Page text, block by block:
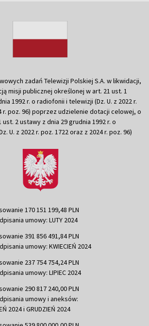
zadań Telewizji Polskiej S.A. w likwidacji,
misji publicznej określonej w art. 21 ust. 1
1992 r. o radiofonii i telewizji (Dz. U. z 2022 r.
r. poz. 96) poprzez udzielenie dotacji celowej, o
2 ustawy z dnia 29 grudnia 1992 r. o
U. z 2022 r. poz. 1722 oraz z 2024 r. poz. 96)
170 151 199,48 PLN
umowy: LUTY 2024
391 856 491,84 PLN
umowy: KWIECIEŃ 2024
237 754 754,24 PLN
umowy: LIPIEC 2024
290 817 240,00 PLN
umowy i aneksów:
2024 i GRUDZIEŃ 2024